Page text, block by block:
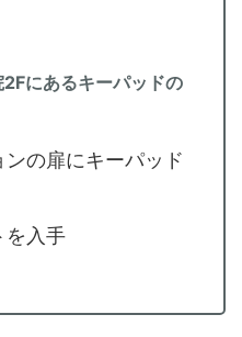
にあるキーパッドの
の扉にキーパッド
を入手